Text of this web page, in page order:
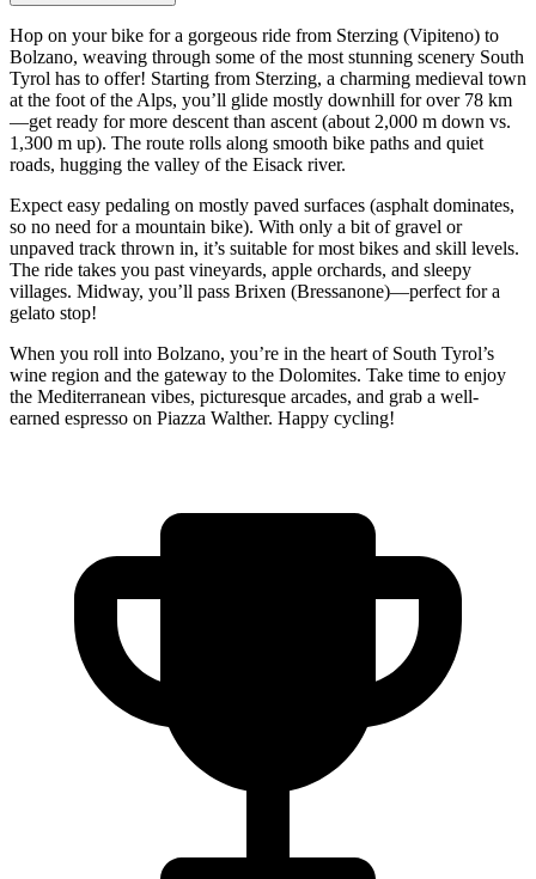
Hop on your bike for a gorgeous ride from Sterzing (Vipiteno) to
Bolzano, weaving through some of the most stunning scenery South
Tyrol has to offer! Starting from Sterzing, a charming medieval town
at the foot of the Alps, you’ll glide mostly downhill for over 78 km
—get ready for more descent than ascent (about 2,000 m down vs.
1,300 m up). The route rolls along smooth bike paths and quiet
roads, hugging the valley of the Eisack river.
Expect easy pedaling on mostly paved surfaces (asphalt dominates,
so no need for a mountain bike). With only a bit of gravel or
unpaved track thrown in, it’s suitable for most bikes and skill levels.
The ride takes you past vineyards, apple orchards, and sleepy
villages. Midway, you’ll pass Brixen (Bressanone)—perfect for a
gelato stop!
When you roll into Bolzano, you’re in the heart of South Tyrol’s
wine region and the gateway to the Dolomites. Take time to enjoy
the Mediterranean vibes, picturesque arcades, and grab a well-
earned espresso on Piazza Walther. Happy cycling!